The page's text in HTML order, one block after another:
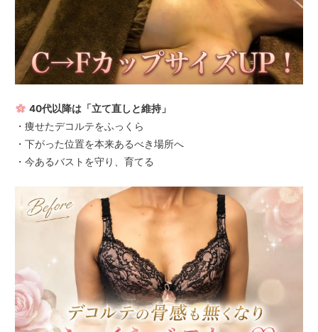
40代以降は「立て直しと維持」
・痩せたデコルテをふっくら
・下がった位置を本来あるべき場所へ
・今あるバストを守り、育てる